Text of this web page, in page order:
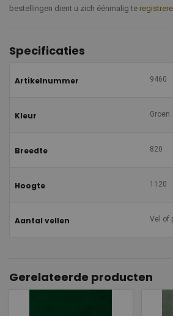
bestellingen dient u zich éénmalig te
Specificaties
Artikelnummer 9460
Kleur Groen
Breedte 820
Hoogte 1120
Aantal vellen Vel of
Gerelateerde producten